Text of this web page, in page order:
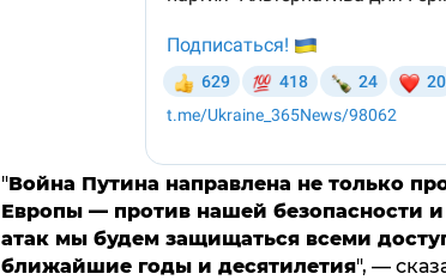
"Война Путина направлена не только
Европы — против нашей безопасности
атак мы будем защищаться всеми
ближайшие годы и десятилетия", —